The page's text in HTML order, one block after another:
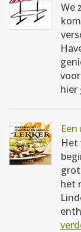
We
hier
Het
het